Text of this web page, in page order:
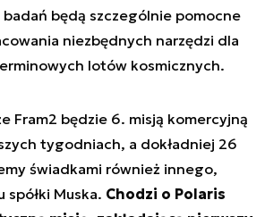
będą szczególnie pomocne
niezbędnych narzędzi dla
lotów kosmicznych.
Fram2 będzie 6. misją komercyjną
tygodniach, a dokładniej 26
świadkami również innego,
Muska. Chodzi o Polaris